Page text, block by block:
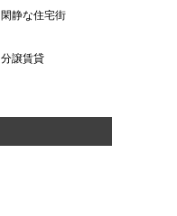
閑静な住宅街
分譲賃貸